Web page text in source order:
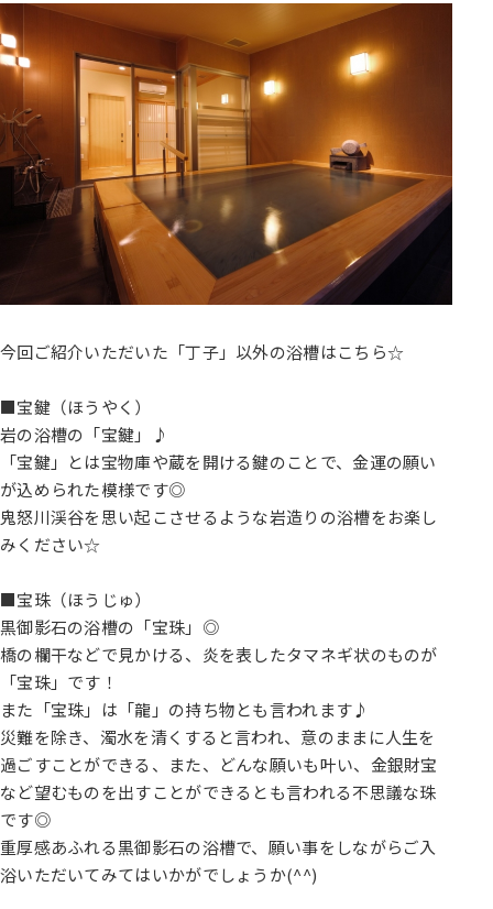
今回ご紹介いただいた「丁子」以外の浴槽はこちら☆
■宝鍵（ほうやく）
岩の浴槽の「宝鍵」♪
「宝鍵」とは宝物庫や蔵を開ける鍵のことで、金運の願い
が込められた模様です◎
鬼怒川渓谷を思い起こさせるような岩造りの浴槽をお楽し
みください☆
■宝珠（ほうじゅ）
黒御影石の浴槽の「宝珠」◎
橋の欄干などで見かける、炎を表したタマネギ状のものが
「宝珠」です！
また「宝珠」は「龍」の持ち物とも言われます♪
災難を除き、濁水を清くすると言われ、意のままに人生を
過ごすことができる、また、どんな願いも叶い、金銀財宝
など望むものを出すことができるとも言われる不思議な珠
です◎
重厚感あふれる黒御影石の浴槽で、願い事をしながらご入
浴いただいてみてはいかがでしょうか(^^)